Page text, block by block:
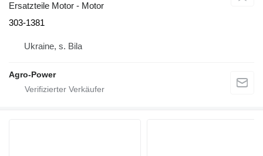
Ersatzteile Motor - Motor
303-1381
Ukraine, s. Bila
Agro-Power